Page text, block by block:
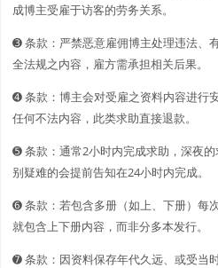
成博主受雇于访客的劳务关系。
➌ 条款：严禁恶意雇佣博主处理违法、
全法规之内容，雇方需承担相关后果。
➍ 条款：博主会对受雇之资料内容进行
任何不法内容，此类求助直接退款。
➎ 条款：通常2小时内完成求助，深夜
别疑难的会提前告知在24小时内完成。
➏ 条款：若包含多册（如上、下册）每
就包含上下册内容，而非分多本发行。
➐ 条款：因资料保存年代久远、或受当